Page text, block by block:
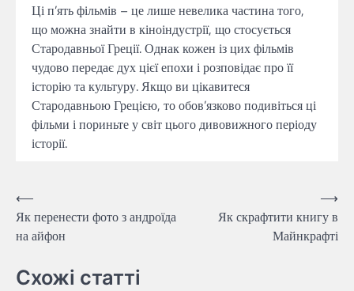
Ці п’ять фільмів – це лише невелика частина того,
що можна знайти в кіноіндустрії, що стосується
Стародавньої Греції. Однак кожен із цих фільмів
чудово передає дух цієї епохи і розповідає про її
історію та культуру. Якщо ви цікавитеся
Стародавньою Грецією, то обов’язково подивіться ці
фільми і пориньте у світ цього дивовижного періоду
історії.
Навігація
записів
⟵
Як перенести фото з андроїда
на айфон
Як скрафтити книгу в
Майнкрафті
⟶
Схожі статті